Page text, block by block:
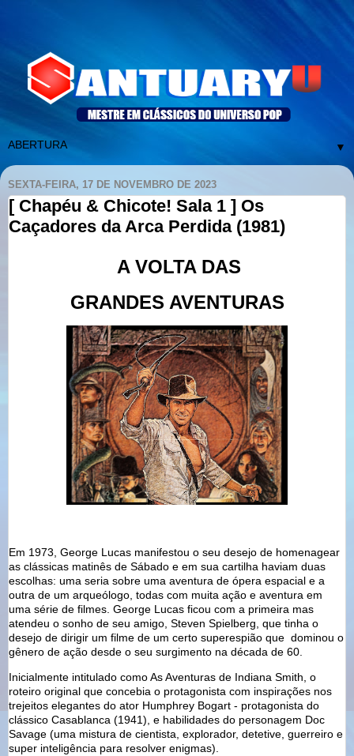
▼
SEXTA-FEIRA, 17 DE NOVEMBRO DE 2023
[ Chapéu & Chicote! Sala 1 ] Os
Caçadores da Arca Perdida (1981)
A VOLTA DAS
GRANDES AVENTURAS
Em 1973, George Lucas manifestou o seu desejo de homenagear
as clássicas matinês de Sábado e em sua cartilha haviam duas
escolhas: uma seria sobre uma aventura de ópera espacial e a
outra de um arqueólogo, todas com muita ação e aventura em
uma série de filmes. George Lucas ficou com a primeira mas
atendeu o sonho de seu amigo, Steven Spielberg, que tinha o
desejo de dirigir um filme de um certo superespião que dominou o
gênero de ação desde o seu surgimento na década de 60.
Inicialmente intitulado como As Aventuras de Indiana Smith, o
roteiro original que concebia o protagonista com inspirações nos
trejeitos elegantes do ator Humphrey Bogart - protagonista do
clássico Casablanca (1941), e habilidades do personagem Doc
Savage (uma mistura de cientista, explorador, detetive, guerreiro e
super inteligência para resolver enigmas).